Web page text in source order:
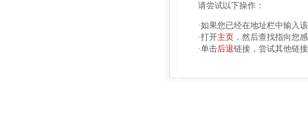
请尝试以下操作：
·如果您已经在地址栏中输入
·打开主页 ，然后查找指向您
·单击后退链接，尝试其他链